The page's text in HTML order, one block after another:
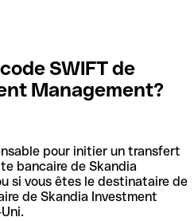
SWIFT de
Management?
pour initier un transfert
bancaire de Skandia
si vous êtes le destinataire de
de Skandia Investment